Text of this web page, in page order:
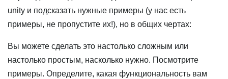
unity и подсказать нужные примеры (у нас есть
примеры, не пропустите их!), но в общих чертах:
Вы можете сделать это настолько сложным или
настолько простым, насколько нужно. Посмотрите
примеры. Определите, какая функциональность вам